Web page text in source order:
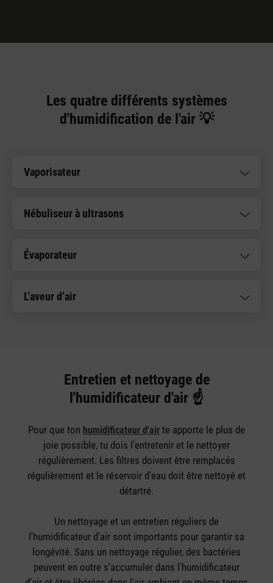
Les quatre différents systèmes
d'humidification de l'air 💡
Vaporisateur
Nébuliseur à ultrasons
Évaporateur
L’aveur d’air
Entretien et nettoyage de
l'humidificateur d'air ☝️
Pour que ton humidificateur d'air te apporte le plus de
joie possible, tu dois l'entretenir et le nettoyer
régulièrement. Les filtres doivent être remplacés
régulièrement et le réservoir d'eau doit être nettoyé et
détartré.
Un nettoyage et un entretien réguliers de
l'humidificateur d'air sont importants pour garantir sa
longévité. Sans un nettoyage régulier, des bactéries
peuvent en outre s'accumuler dans l'humidificateur